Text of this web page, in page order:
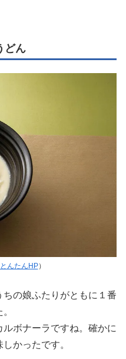
どん
んたんHP）
の娘ふたりがともに１番
ボナーラですね。確かに
かったです。